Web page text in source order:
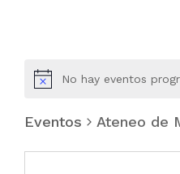
No hay eventos
Eventos Ateneo de